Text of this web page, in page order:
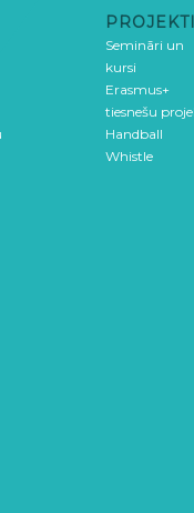
PROJEKTI
Semināri un
kursi
Erasmus+
tiesnešu
Handball
Whistle